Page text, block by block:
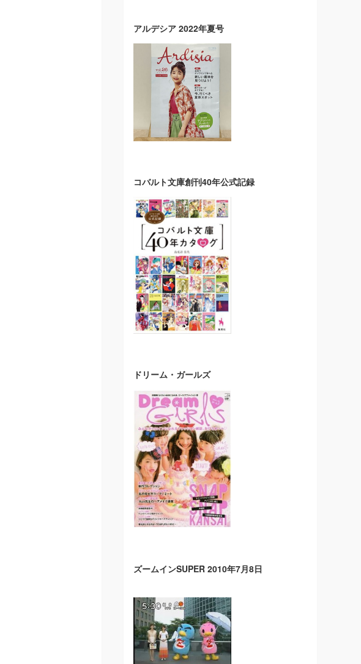
アルデシア 2022年夏号
コバルト文庫創刊40年公式記録
ドリーム・ガールズ
ズームインSUPER 2010年7月8日